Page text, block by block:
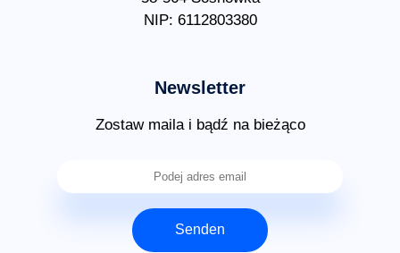
NIP: 6112803380
Newsletter
Zostaw maila i bądź na bieżąco
Senden